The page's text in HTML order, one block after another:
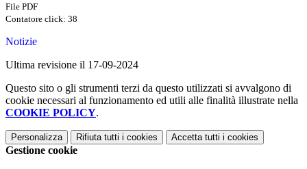
File PDF
Contatore click: 38
Notizie
Ultima revisione il 17-09-2024
Questo sito o gli strumenti terzi da questo utilizzati si avvalgono di
cookie necessari al funzionamento ed utili alle finalità illustrate nella
COOKIE POLICY.
Personalizza Rifiuta tutti i cookies Accetta tutti i cookies
Gestione cookie